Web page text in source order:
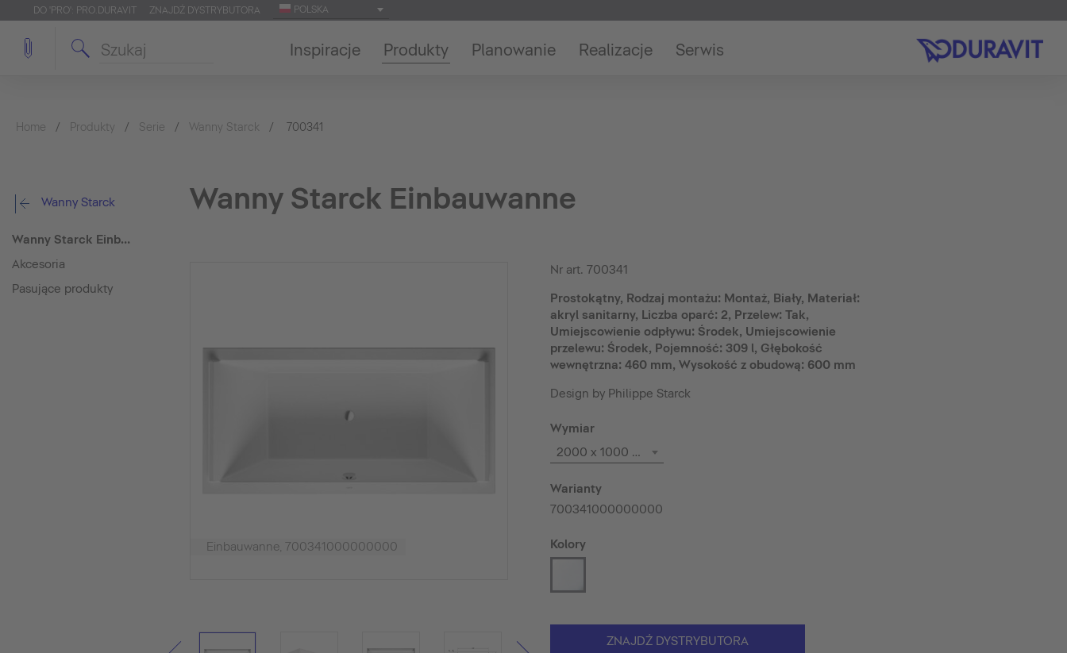
DO 'PRO': PRO.DURAVIT ZNAJDŹ DYSTRYBUTORA POLSKA
Inspiracje Produkty Planowanie Realizacje Serwis
Home Produkty Serie Wanny Starck 700341
Wanny Starck
Wanny Starck Einbauwanne
Akcesoria
Pasujące produkty
Wanny Starck Einbauwanne
Einbauwanne, 700341000000000
Nr art. 700341
Prostokątny, Rodzaj montażu: Montaż, Biały, Materiał:
akryl sanitarny, Liczba oparć: 2, Przelew: Tak,
Umiejscowienie odpływu: Środek, Umiejscowienie
przelewu: Środek, Pojemność: 309 l, Głębokość
wewnętrzna: 460 mm, Wysokość z obudową: 600 mm
Design by Philippe Starck
Wymiar
2000 x 1000 mm
Warianty
700341000000000
Kolory
ZNAJDŹ DYSTRYBUTORA